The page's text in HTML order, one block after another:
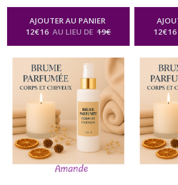
Relaxation Bien-être
Aromathérapie Soin Beauté
des Mères, Noël
Brume
Parfumée Corps & Cheveux Spray
Naturel Senteur Fruitée
AJOUTER AU PANIER
12€16 AU LIEU DE 19€
des
Parfumée
Naturel
12€16